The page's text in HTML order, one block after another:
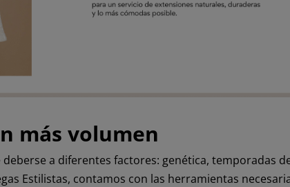
más volumen
a diferentes factores: genética, temporadas
Estilistas, contamos con las herramientas